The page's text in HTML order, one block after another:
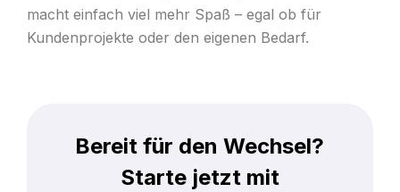
macht einfach viel mehr Spaß – egal ob für
Kundenprojekte oder den eigenen Bedarf.
Bereit für den Wechsel?
Starte jetzt mit